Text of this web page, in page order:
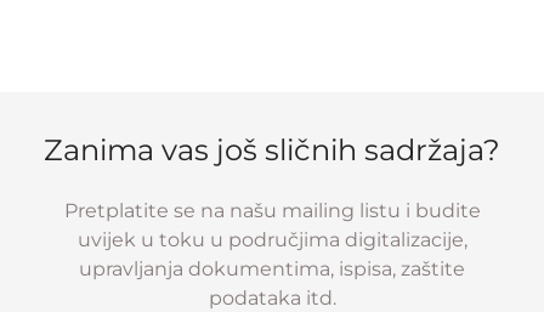
Zanima vas još sličnih sadržaja?
Pretplatite se na našu mailing listu i budite
uvijek u toku u područjima digitalizacije,
upravljanja dokumentima, ispisa, zaštite
podataka itd.